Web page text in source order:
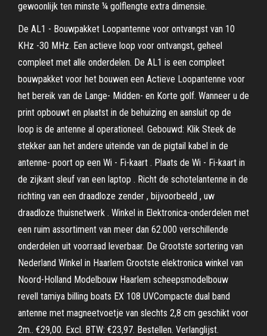
gewoonlijk ten minste ¼ golflengte extra dimensie.
De AL1 - Bouwpakket Loopantenne voor ontvangst van 10
KHz -30 MHz. Een actieve loop voor ontvangst, geheel
compleet met alle onderdelen. De AL1 is een compleet
bouwpakket voor het bouwen een Actieve Loopantenne voor
het bereik van de Lange- Midden- en Korte golf. Wanneer u de
print opbouwt en plaatst in de behuizing en aansluit op de
loop is de antenne al operationeel. Gebouwd: Klik Steek de
stekker aan het andere uiteinde van de pigtail kabel in de
antenne- poort op een Wi - Fi-kaart . Plaats de Wi - Fi-kaart in
de zijkant sleuf van een laptop . Richt de schotelantenne in de
richting van een draadloze zender , bijvoorbeeld , uw
draadloze thuisnetwerk . Winkel in Elektronica-onderdelen met
een ruim assortiment van meer dan 62.000 verschillende
onderdelen uit voorraad leverbaar. De Grootste sortering van
Nederland Winkel in Haarlem Grootste elektronica winkel van
Noord-Holland Modelbouw Haarlem scheepsmodelbouw
revell tamiya billing boats EX 108 UVCompacte dual band
antenne met magneetvoetje van slechts 2,8 cm geschikt voor
2m.. €29,00. Excl. BTW: €23,97. Bestellen. Verlanglijst.